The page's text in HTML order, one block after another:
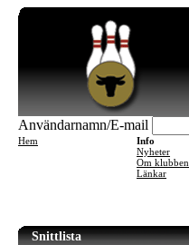
Användarnamn/E-mail
Hem
Info
Nyheter
Om klubben
Länkar
Snittlista